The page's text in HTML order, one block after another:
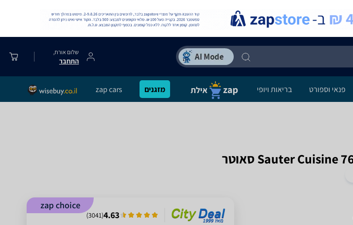
שלום אורח,
התחבר
פנאי וספורט בריאות ויופי מזגנים zap cars
zap choice
4.63
(
3041
)